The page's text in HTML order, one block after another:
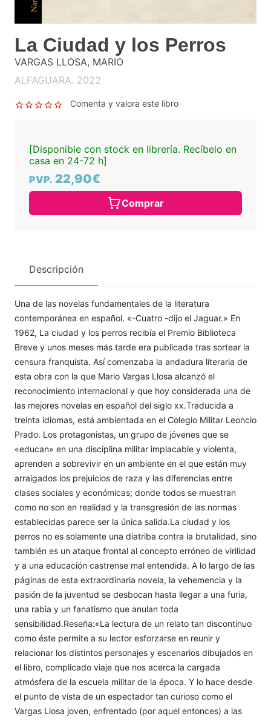
La Ciudad y los Perros
VARGAS LLOSA, MARIO
ALFAGUARA. 2022
Comenta y valora este libro
[Disponible con stock en librería. Recíbelo en
casa en 24-72 h]
PVP. 22,90€
Comprar
Descripción
Una de las novelas fundamentales de la literatura
contemporánea en español. «-Cuatro -dijo el Jaguar.» En
1962, La ciudad y los perros recibía el Premio Biblioteca
Breve y unos meses más tarde era publicada tras sortear la
censura franquista. Así comenzaba la andadura literaria de
esta obra con la que Mario Vargas Llosa alcanzó el
reconocimiento internacional y que hoy considerada una de
las mejores novelas en español del siglo xx.Traducida a
treinta idiomas, está ambientada en el Colegio Militar Leoncio
Prado. Los protagonistas, un grupo de jóvenes que se
«educan» en una disciplina militar implacable y violenta,
aprenden a sobrevivir en un ambiente en el que están muy
arraigados los prejuicios de raza y las diferencias entre
clases sociales y económicas; donde todos se muestran
como no son en realidad y la transgresión de las normas
establecidas parece ser la única salida.La ciudad y los
perros no es solamente una diatriba contra la brutalidad, sino
también es un ataque frontal al concepto erróneo de virilidad
y a una educación castrense mal entendida. A lo largo de las
páginas de esta extraordinaria novela, la vehemencia y la
pasión de la juventud se desbocan hasta llegar a una furia,
una rabia y un fanatismo que anulan toda
sensibilidad.Reseña:«La lectura de un relato tan discontinuo
como éste permite a su lector esforzarse en reunir y
relacionar los distintos personajes y escenarios dibujados en
el libro, complicado viaje que nos acerca la cargada
atmósfera de la escuela militar de la época. Y lo hace desde
el punto de vista de un espectador tan curioso como el
Vargas Llosa joven, enfrentado (por aquel entonces) a las